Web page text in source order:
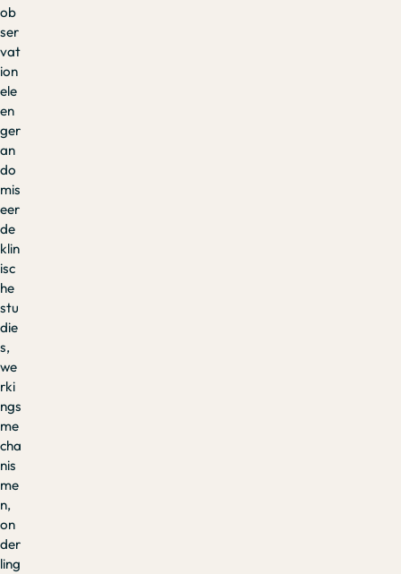
ob
ser
vat
ion
ele
en
ger
an
do
mis
eer
de
klin
isc
he
stu
die
s,
we
rki
ngs
me
cha
nis
me
n,
on
der
ling